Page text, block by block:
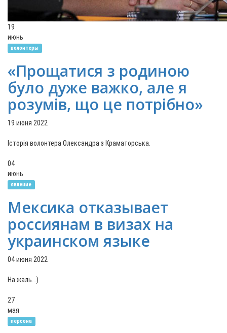
19
июнь
волонтеры
«Прощатися з родиною
було дуже важко, але я
розумів, що це потрібно»
19 июня 2022
Історія волонтера Олександра з Краматорська.
04
июнь
явление
Мексика отказывает
россиянам в визах на
украинском языке
04 июня 2022
На жаль...)
27
мая
персона